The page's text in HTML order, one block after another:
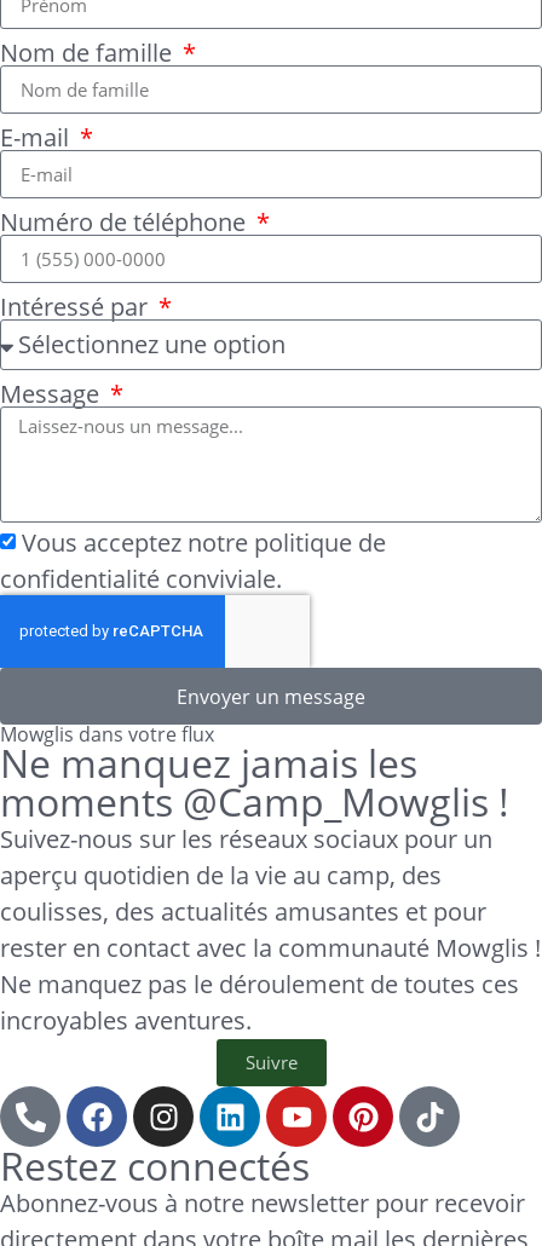
Nom de famille
E-mail
Numéro de téléphone
Intéressé par
Message
Vous acceptez notre politique de
confidentialité conviviale.
Envoyer un message
Mowglis dans votre flux
Ne manquez jamais les
moments @Camp_Mowglis !
Suivez-nous sur les réseaux sociaux pour un
aperçu quotidien de la vie au camp, des
coulisses, des actualités amusantes et pour
rester en contact avec la communauté Mowglis !
Ne manquez pas le déroulement de toutes ces
incroyables aventures.
Suivre
Restez connectés
Abonnez-vous à notre newsletter pour recevoir
directement dans votre boîte mail les dernières